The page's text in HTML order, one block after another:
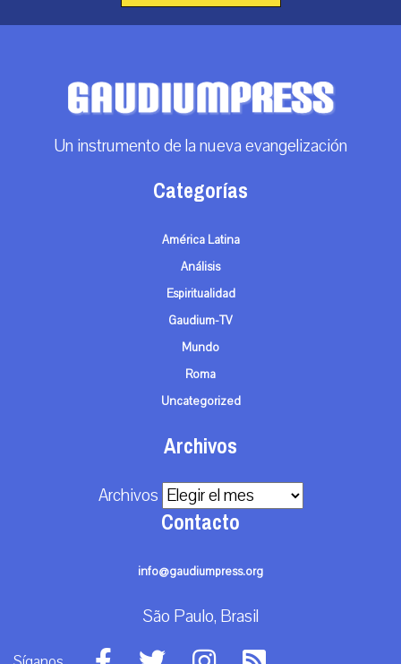
Un instrumento de la nueva evangelización
Categorías
América Latina
Análisis
Espiritualidad
Gaudium-TV
Mundo
Roma
Uncategorized
Archivos
Archivos
Contacto
info@gaudiumpress.org
São Paulo, Brasil